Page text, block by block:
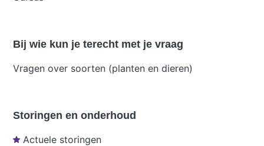
Bij wie kun je terecht met je vraag
Vragen over soorten (planten en dieren)
Storingen en onderhoud
Actuele storingen